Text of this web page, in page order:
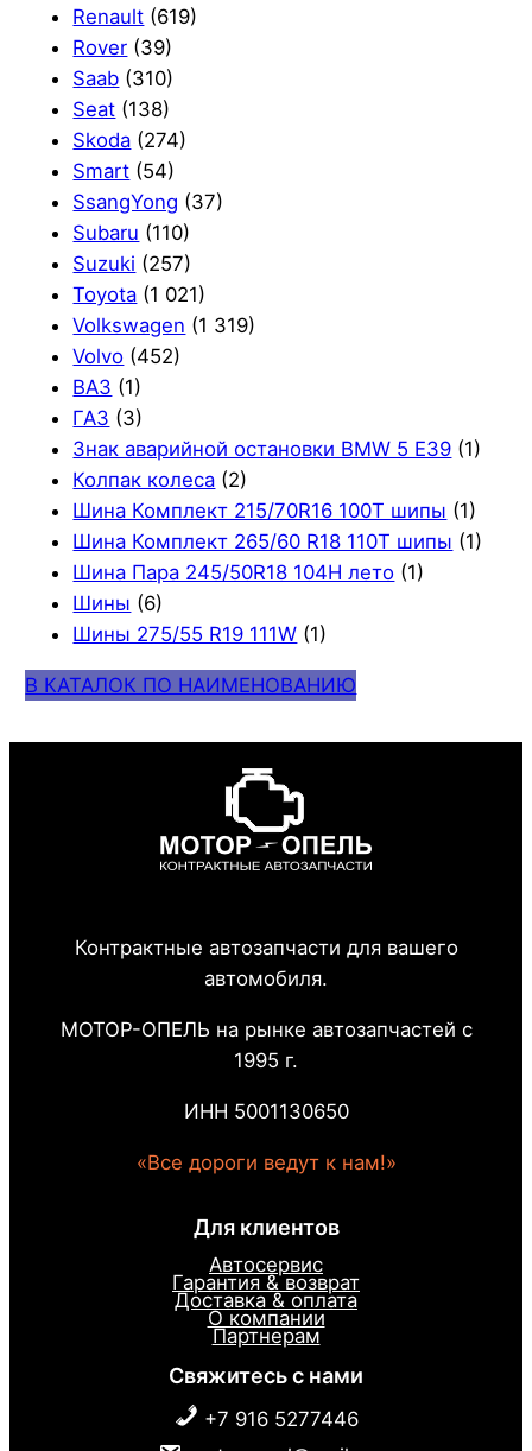
Renault (619)
Rover (39)
Saab (310)
Seat (138)
Skoda (274)
Smart (54)
SsangYong (37)
Subaru (110)
Suzuki (257)
Toyota (1 021)
Volkswagen (1 319)
Volvo (452)
ВАЗ (1)
ГАЗ (3)
Знак аварийной остановки BMW 5 E39 (1)
Колпак колеса (2)
Шина Комплект 215/70R16 100T шипы (1)
Шина Комплект 265/60 R18 110T шипы (1)
Шина Пара 245/50R18 104H лето (1)
Шины (6)
Шины 275/55 R19 111W (1)
В КАТАЛОК ПО НАИМЕНОВАНИЮ
Контрактные автозапчасти для вашего
автомобиля.
МОТОР-ОПЕЛЬ на рынке автозапчастей с
1995 г.
ИНН 5001130650
«Все дороги ведут к нам!»
Для клиентов
Автосервис
Гарантия & возврат
Доставка & оплата
О компании
Партнерам
Свяжитесь с нами
+7 916 5277446